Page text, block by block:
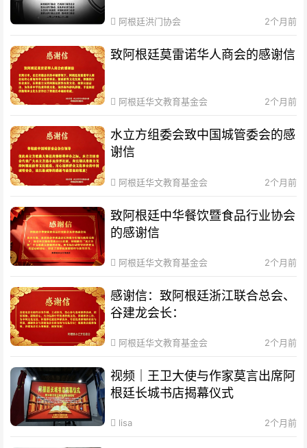
阿根廷洪门协会 2个月前
致阿根廷莫雷诺华人商会的感谢信
阿根廷华文教育基金会 2个月前
水立方组委会致中国城管委会的感
谢信
阿根廷华文教育基金会 2个月前
致阿根廷中华餐饮暨食品行业协会
的感谢信
阿根廷华文教育基金会 2个月前
感谢信：致阿根廷浙江联合总会、
谷建龙会长：
阿根廷华文教育基金会 2个月前
视频｜王卫大使与作家莫言出席阿
根廷长城书店揭幕仪式
lisa 2个月前